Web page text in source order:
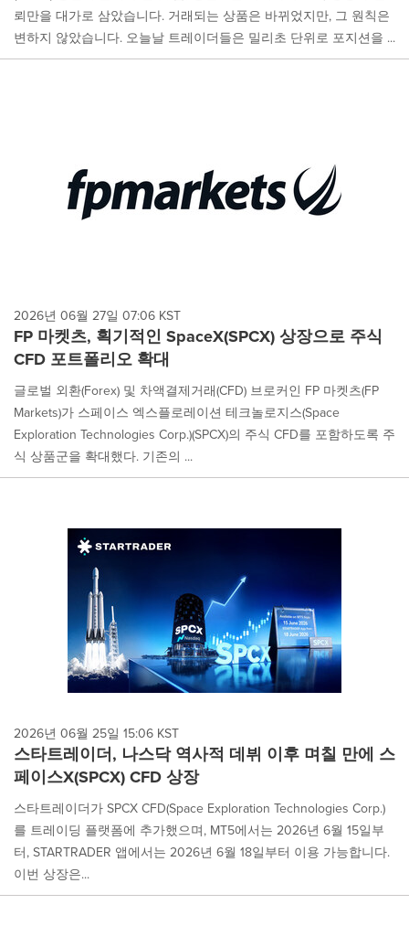
뢰만을 대가로 삼았습니다. 거래되는 상품은 바뀌었지만, 그 원칙은
변하지 않았습니다. 오늘날 트레이더들은 밀리초 단위로 포지션을 ...
2026년 06월 27일 07:06 KST
FP 마켓츠, 획기적인 SpaceX(SPCX) 상장으로 주식
CFD 포트폴리오 확대
글로벌 외환(Forex) 및 차액결제거래(CFD) 브로커인 FP 마켓츠(FP
Markets)가 스페이스 엑스플로레이션 테크놀로지스(Space
Exploration Technologies Corp.)(SPCX)의 주식 CFD를 포함하도록 주
식 상품군을 확대했다. 기존의 ...
2026년 06월 25일 15:06 KST
스타트레이더, 나스닥 역사적 데뷔 이후 며칠 만에 스
페이스X(SPCX) CFD 상장
스타트레이더가 SPCX CFD(Space Exploration Technologies Corp.)
를 트레이딩 플랫폼에 추가했으며, MT5에서는 2026년 6월 15일부
터, STARTRADER 앱에서는 2026년 6월 18일부터 이용 가능합니다.
이번 상장은...